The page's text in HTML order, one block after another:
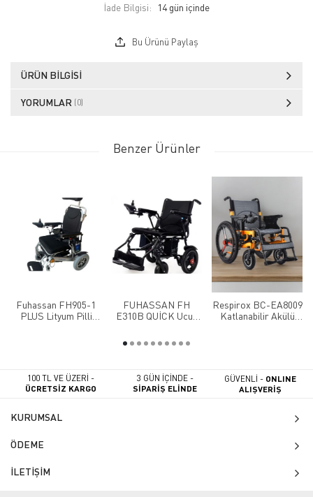
İade Bilgisi:
Bu Ürünü Paylaş
ÜRÜN BILGISI
YORUMLAR (0)
Benzer Ürünler
Fuhassan FH905-1
PLUS Lityum Pilli
FUHASSAN FH
E310B QUİCK Ucuz
Respirox BC-EA8009
Katlanabilir Akülü
100 TL VE ÜZERİ -
ÜCRETSİZ KARGO
3 GÜN İÇİNDE -
SİPARİŞ ELİNDE
GÜVENLİ - ONLINE
ALIŞVERİŞ
KURUMSAL
ÖDEME
İLETİŞİM